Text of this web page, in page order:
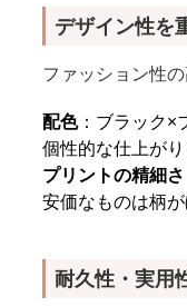
デザイン性を
ファッション性
配色：ブラック×
個性的な仕上がり
プリントの精細さ
安価なものは柄
耐久性・実用